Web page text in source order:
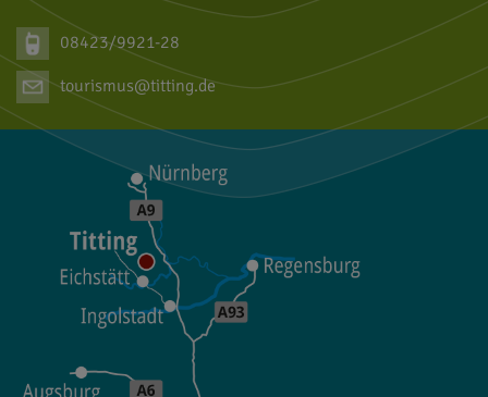
08423/9921-28
tourismus@titting.de